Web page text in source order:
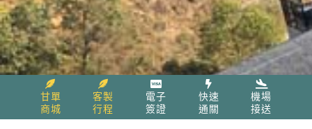
甘單
商城
客製
行程
電子
簽證
快速
通關
機場
接送